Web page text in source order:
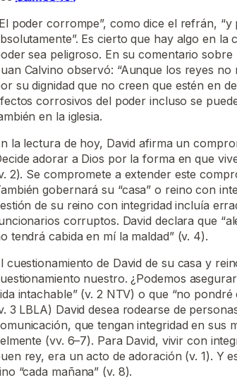
poder corrompe”, como dice el refrán,
Es cierto que hay algo en
sea peligroso. En su comentario
Calvino observó: “Aunque los reyes
su dignidad que no creen que estén en
corrosivos del poder incluso se
en la iglesia.
la lectura de hoy, David afirma un
adorar a Dios por la forma en que
2). Se compromete a extender este
gobernará su “casa” o reino con
de su reino con integridad incluía
corruptos. David declara que
tendrá cabida en mí la maldad” (v. 4).
cuestionamiento de David de su casa y
nuestro. ¿Podemos
intachable” (v. 2 NTV) o que “no pondré
3 LBLA) David desea rodearse de
que tengan integridad en sus
(vv. 6–7). Para David, vivir con
rey, era un acto de adoración (v. 1). Y
“cada mañana” (v. 8).